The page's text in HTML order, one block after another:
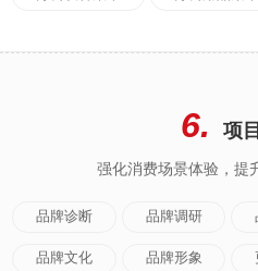
6. 项
强化消费场景体验，提
品牌诊断 品牌调研
品牌文化 品牌形象